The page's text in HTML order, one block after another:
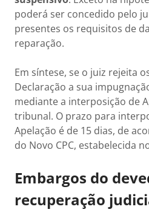
poderá ser concedido pelo
presentes os requisitos de
reparação.
Em síntese, se o juiz rejeita
Declaração a sua
mediante a interposição de
tribunal. O prazo para
Apelação é de 15 dias, de
do Novo CPC, estabelecida
Embargos do
recuperação